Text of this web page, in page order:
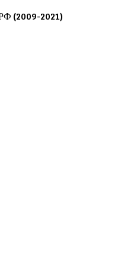
РФ (2009-2021)